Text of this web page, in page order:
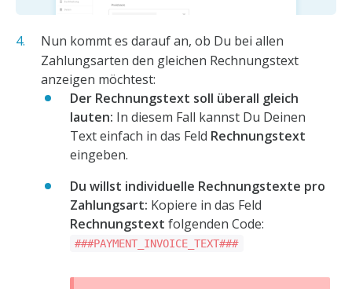
Nun kommt es darauf an, ob Du bei allen
Zahlungsarten den gleichen Rechnungstext
anzeigen möchtest:
Der Rechnungstext soll überall gleich
lauten: In diesem Fall kannst Du Deinen
Text einfach in das Feld Rechnungstext
eingeben.
Du willst individuelle Rechnungstexte pro
Zahlungsart: Kopiere in das Feld
Rechnungstext folgenden Code:
###PAYMENT_INVOICE_TEXT###